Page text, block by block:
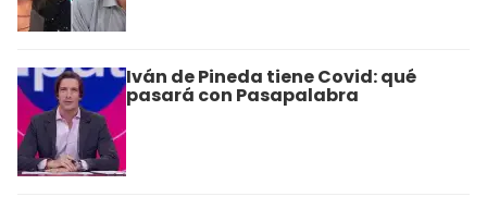
Iván de Pineda tiene Covid: qué
pasará con Pasapalabra